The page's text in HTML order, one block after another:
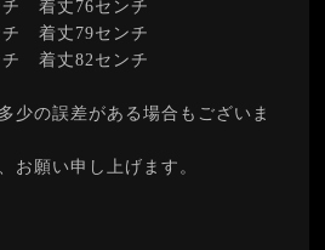
着丈76センチ
着丈79センチ
着丈82センチ
少の誤差がある場合もございま
お願い申し上げます。